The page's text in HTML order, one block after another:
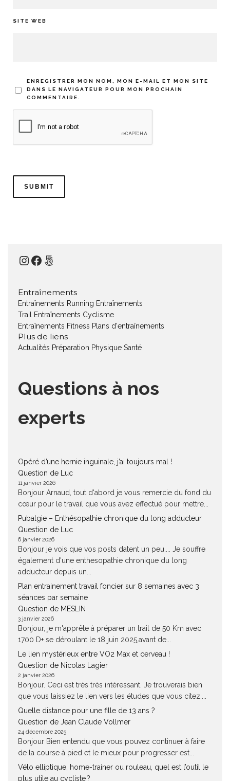
SITE WEB
ENREGISTRER MON NOM, MON E-MAIL ET MON SITE
DANS LE NAVIGATEUR POUR MON PROCHAIN
COMMENTAIRE.
Instagram
Facebook
500px
Entraînements
Entraînements Running Entraînements
Trail
Entraînements Cyclisme
Entraînements Fitness Plans d'entraînements
Plus de liens
Actualités Préparation Physique Santé
Questions à nos
experts
Opéré d’une hernie inguinale, j’ai toujours mal !
Question de Luc
11 janvier 2026
Bonjour Arnaud, tout d'abord je vous remercie du fond du
cœur pour le travail que vous avez effectué pour mettre...
Pubalgie – Enthésopathie chronique du long adducteur
Question de Luc
6 janvier 2026
Bonjour je vois que vos posts datent un peu.... Je souffre
également d'une enthesopathie chronique du long
adducteur depuis un...
Plan entrainement travail foncier sur 8 semaines avec 3
séances par semaine
Question de MESLIN
3 janvier 2026
Bonjour, je m'apprête à préparer un trail de 50 Km avec
1700 D+ se déroulant le 18 juin 2025,avant de...
Le lien mystérieux entre VO2 Max et cerveau !
Question de Nicolas Lagier
2 janvier 2026
Bonjour. Ceci est très très intéressant. Je trouverais bien
que vous laissiez le lien vers les études que vous citez....
Quelle distance pour une fille de 13 ans ?
Question de Jean Claude Vollmer
24 décembre 2025
Bonjour Bien entendu que vous pouvez continuer à faire
de la course à pied et le mieux pour progresser est...
Vélo elliptique, home-trainer ou rouleau, quel est l’outil le
plus utile au cycliste ?